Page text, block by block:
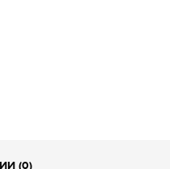
(0)